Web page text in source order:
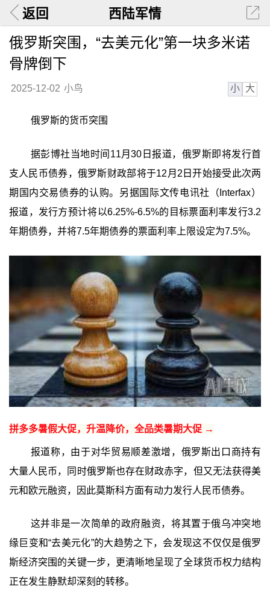
返回 西陆军情
俄罗斯突围，“去美元化”第一块多米诺
骨牌倒下
2025-12-02 小鸟 小 大
俄罗斯的货币突围
据彭博社当地时间11月30日报道，俄罗斯即将发行首
支人民币债券，俄罗斯财政部将于12月2日开始接受此次两
期国内交易债券的认购。另据国际文传电讯社（Interfax）
报道，发行方预计将以6.25%-6.5%的目标票面利率发行3.2
年期债券，并将7.5年期债券的票面利率上限设定为7.5%。
拼多多暑假大促，升温降价，全品类暑期大促 →
报道称，由于对华贸易顺差激增，俄罗斯出口商持有
大量人民币，同时俄罗斯也存在财政赤字，但又无法获得美
元和欧元融资，因此莫斯科方面有动力发行人民币债券。
这并非是一次简单的政府融资，将其置于俄乌冲突地
缘巨变和“去美元化”的大趋势之下，会发现这不仅仅是俄罗
斯经济突围的关键一步，更清晰地呈现了全球货币权力结构
正在发生静默却深刻的转移。